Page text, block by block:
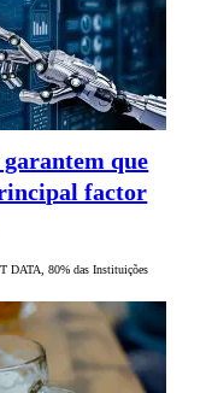
que
factor
DATA, 80% das Instituições